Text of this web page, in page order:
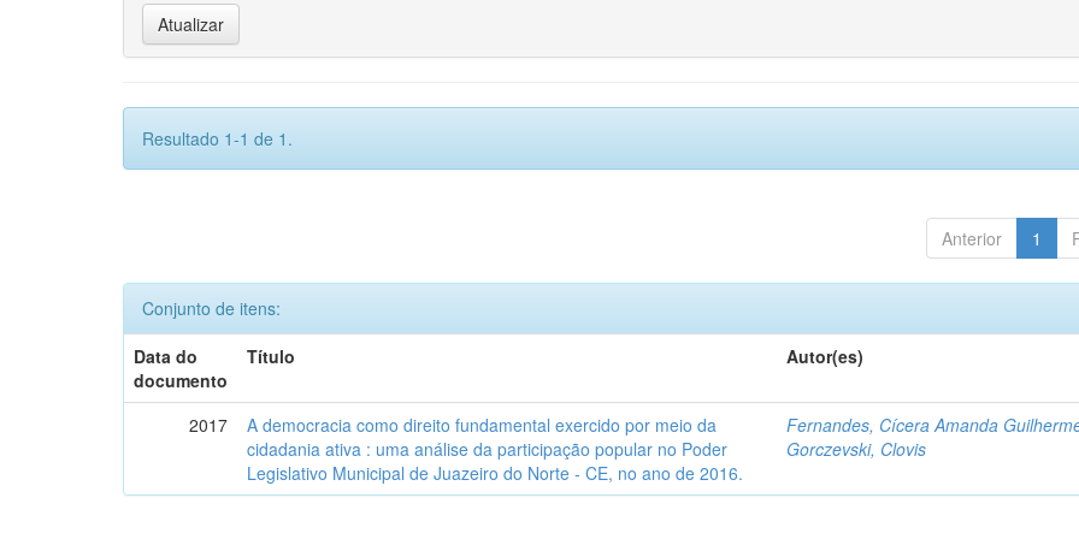
Resultado 1-1 de 1.
Anterior 1
Conjunto de itens:
Data do
documento
Título Autor(es)
2017
A democracia como direito fundamental exercido por meio da
cidadania ativa : uma análise da participação popular no Poder
Legislativo Municipal de Juazeiro do Norte - CE, no ano de 2016.
Fernandes, Cícera Amanda
Gorczevski, Clovis